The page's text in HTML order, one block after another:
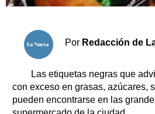
Cartón Lleno
Fúnebres
Suplementos
Por Redacción de
Las etiquetas negras que
con exceso en grasas, azúcares,
pueden encontrarse en las